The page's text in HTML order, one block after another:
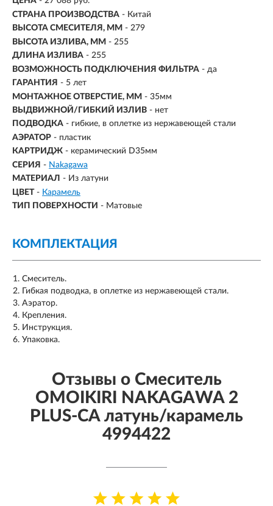
СТРАНА ПРОИЗВОДСТВА - Китай
ВЫСОТА СМЕСИТЕЛЯ, ММ - 279
ВЫСОТА ИЗЛИВА, ММ - 255
ДЛИНА ИЗЛИВА - 255
ВОЗМОЖНОСТЬ ПОДКЛЮЧЕНИЯ ФИЛЬТРА - да
ГАРАНТИЯ - 5 лет
МОНТАЖНОЕ ОТВЕРСТИЕ, ММ - 35мм
ВЫДВИЖНОЙ/ГИБКИЙ ИЗЛИВ - нет
ПОДВОДКА - гибкие, в оплетке из нержавеющей стали
АЭРАТОР - пластик
КАРТРИДЖ - керамический D35мм
СЕРИЯ - Nakagawa
МАТЕРИАЛ - Из латуни
ЦВЕТ - Карамель
ТИП ПОВЕРХНОСТИ - Матовые
КОМПЛЕКТАЦИЯ
Смеситель.
Гибкая подводка, в оплетке из нержавеющей стали.
Аэратор.
Крепления.
Инструкция.
Упаковка.
Отзывы о Смеситель
OMOIKIRI NAKAGAWA 2
PLUS-CA латунь/карамель
4994422